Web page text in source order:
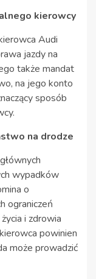
kierowcy
Audi
jazdy na
także mandat
na jego konto
sposób
na drodze
wypadków
o
ograniczeń
i zdrowia
powinien
może prowadzić